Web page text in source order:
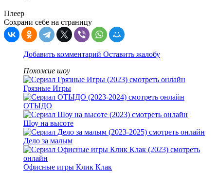
Плеер
Сохрани себе на страницу
Добавить комментарий Оставить жалобу
Похожие шоу
Грязные Игры
ОТЫДО
Шоу на высоте
Дело за малым
Офисные игры Клик Клак